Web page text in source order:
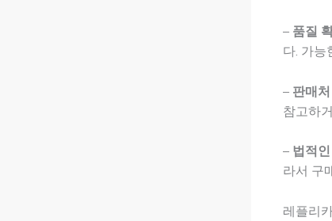
– 품질
다. 가능
– 판매
참고하
– 법적
라서 구
레플리